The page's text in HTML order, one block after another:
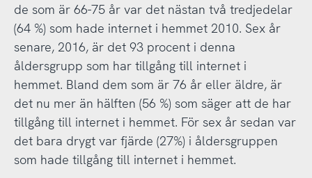
de som är 66-75 år var det nästan två tredjedelar
(64 %) som hade internet i hemmet 2010. Sex år
senare, 2016, är det 93 procent i denna
åldersgrupp som har tillgång till internet i
hemmet. Bland dem som är 76 år eller äldre, är
det nu mer än hälften (56 %) som säger att de har
tillgång till internet i hemmet. För sex år sedan var
det bara drygt var fjärde (27%) i åldersgruppen
som hade tillgång till internet i hemmet.